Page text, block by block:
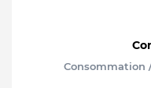
Consommation